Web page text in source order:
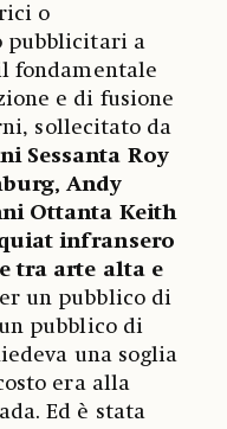
o
pubblicitari a
fondamentale
e di fusione
sollecitato da
Sessanta Roy
Andy
Ottanta Keith
infransero
tra arte alta e
un pubblico di
pubblico di
una soglia
era alla
Ed è stata